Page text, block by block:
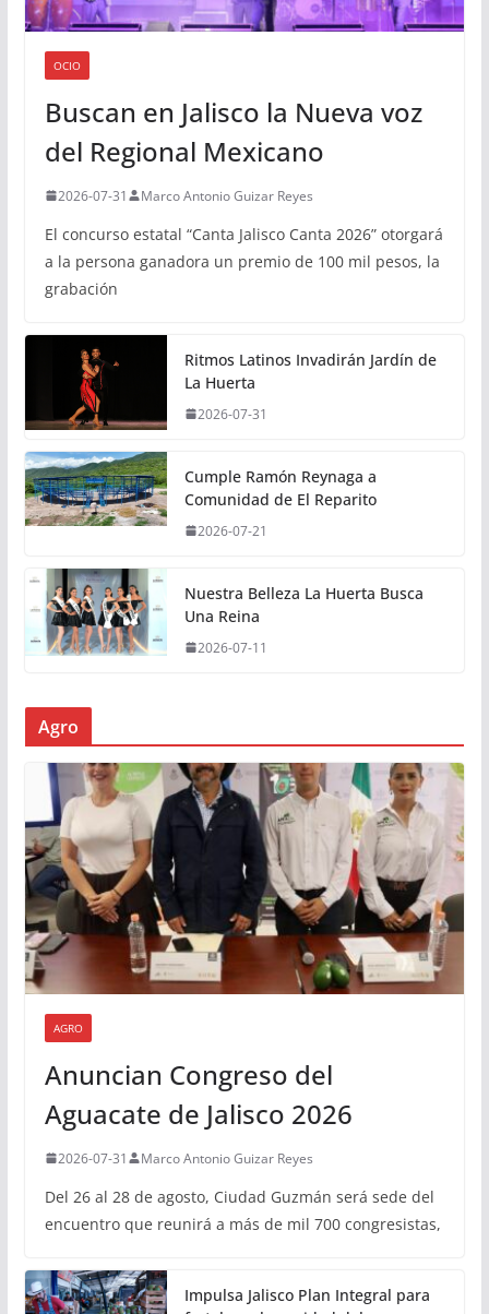
OCIO
Buscan en Jalisco la Nueva voz
del Regional Mexicano
2026-07-31 Marco Antonio Guizar Reyes
El concurso estatal “Canta Jalisco Canta 2026” otorgará
a la persona ganadora un premio de 100 mil pesos, la
grabación
Ritmos Latinos Invadirán Jardín de
La Huerta
2026-07-31
Cumple Ramón Reynaga a
Comunidad de El Reparito
2026-07-21
Nuestra Belleza La Huerta Busca
Una Reina
2026-07-11
Agro
AGRO
Anuncian Congreso del
Aguacate de Jalisco 2026
2026-07-31 Marco Antonio Guizar Reyes
Del 26 al 28 de agosto, Ciudad Guzmán será sede del
encuentro que reunirá a más de mil 700 congresistas,
Impulsa Jalisco Plan Integral para